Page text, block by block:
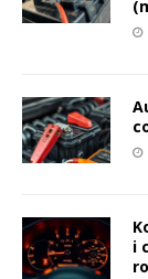
i